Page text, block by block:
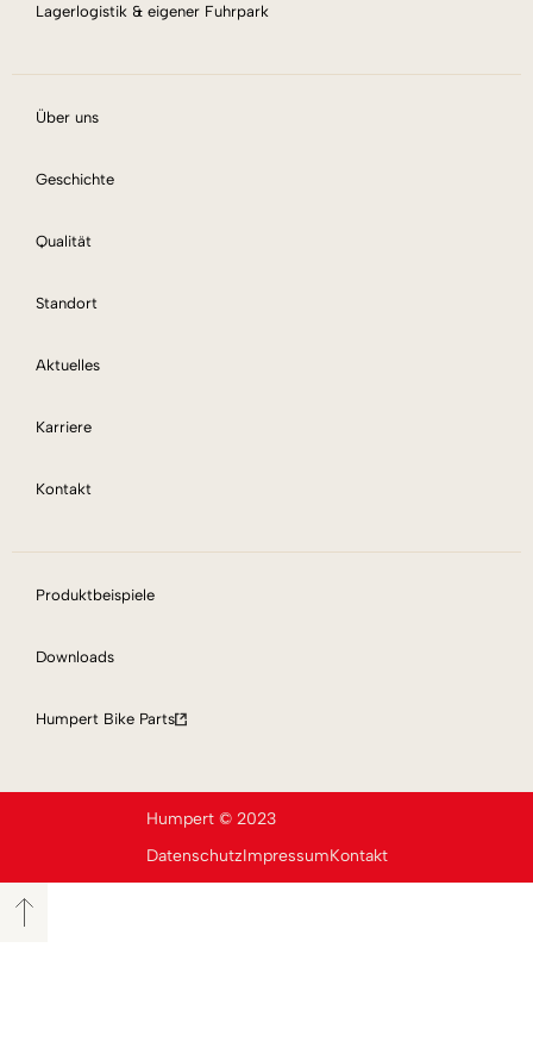
Lagerlogistik & eigener Fuhrpark
Über uns
Geschichte
Qualität
Standort
Aktuelles
Karriere
Kontakt
Produktbeispiele
Downloads
Humpert Bike Parts
Humpert © 2023
DatenschutzImpressumKontakt